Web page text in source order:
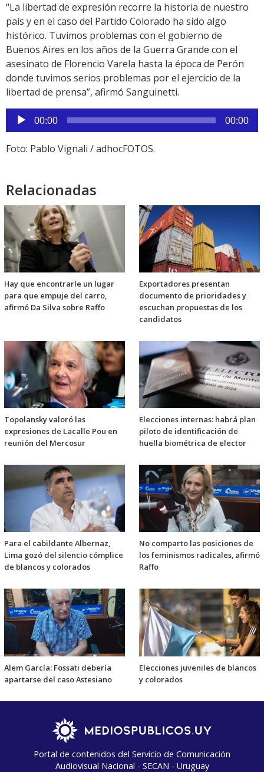
“La libertad de expresión recorre la historia de nuestro
país y en el caso del Partido Colorado ha sido algo
histórico. Tuvimos problemas con el gobierno de
Buenos Aires en los años de la Guerra Grande con el
asesinato de Florencio Varela hasta la época de Perón
donde tuvimos serios problemas por el ejercicio de la
libertad de prensa”, afirmó Sanguinetti.
Reproductor
de
audio
00:00 00:00
Foto: Pablo Vignali / adhocFOTOS.
Relacionadas
Hay que encontrarle un lugar
para que empuje del carro,
afirmó Da Silva sobre Raffo
Exportadores presentan
documento de prioridades y
escuchan propuestas de los
candidatos
Topolansky valoró las
expresiones de Lacalle Pou en
reunión del Mercosur
Elecciones internas: habrá plan
piloto de identificación de
huella biométrica de elector
Para el cabildante Albernaz,
Lima gozó del silencio cómplice
de blancos y colorados
No comparto las posiciones de
los feminismos radicales, afirmó
Raffo
Alem García: Fossati debería
apartarse del caso Astesiano
Elecciones juveniles de blancos
y colorados
Portal de contenidos del Servicio de Comunicación
Audiovisual Nacional - SECAN - Uruguay